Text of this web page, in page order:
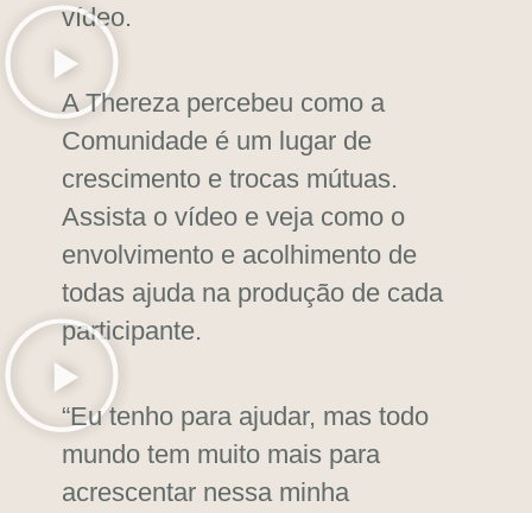
vídeo.
A Thereza percebeu como a
Comunidade é um lugar de
crescimento e trocas mútuas.
Assista o vídeo e veja como o
envolvimento e acolhimentode
todas ajuda na produção de cada
participante.
“Eu tenho para ajudar, mas todo
mundo tem muito mais para
acrescentar nessa minha